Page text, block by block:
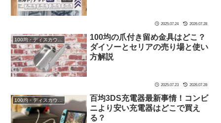
2025.07.24 2026.07.28
100均の爪付き留め金具はどこ？
ダイソーとセリアの売り場と使い
方解説
2025.07.23 2026.07.28
100均・ディスカウントストア
百均3DS充電器最新事情！コンビ
ニより安い充電器はどこで買え
る？